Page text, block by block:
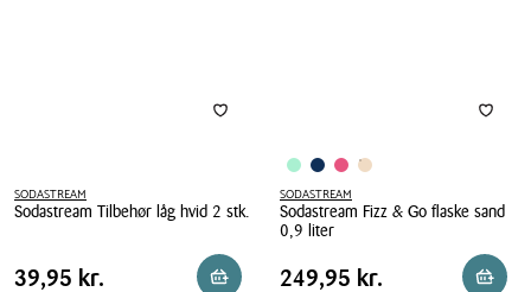
SODASTREAM
Sodastream Tilbehør låg hvid 2 stk.
Tilbehør
Pris
Pris 39,95 kr.
39,95 kr. Læg i kurv
SODASTREAM
Sodastream Fizz & Go flaske sand
0,9 liter
Sodastream
Pris
Pris 249,95 kr.
249,95 kr.